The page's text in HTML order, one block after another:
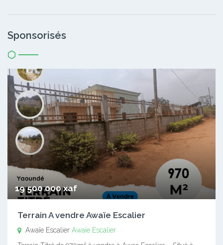
Sponsorisés
19 500 000 xaf
Terrain A vendre Awaïe Escalier
Awaïe Escalier Awaïe Escalier